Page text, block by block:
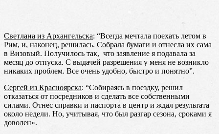
Светлана из Архангельска: “Всегда мечтала поехать летом в
Рим, и, наконец, решилась. Собрала бумаги и отнесла их сама
в Визовый. Получилось так, что заявление я подавала за
месяц до отпуска. С выдачей разрешения у меня не возникло
никаких проблем. Все очень удобно, быстро и понятно”.
Сергей из Красноярска: “Собираясь в поездку, решил
отказаться от посредников и сделать все собственными
силами. Отнес справки и паспорта в центр и ждал результата
около недели. Но, учитывая, что был разгар сезона, сроками я
доволен».